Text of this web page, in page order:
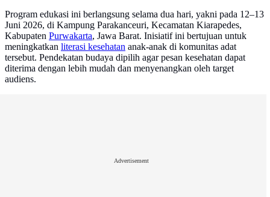
Program edukasi ini berlangsung selama dua hari, yakni pada 12–13
Juni 2026, di Kampung Parakanceuri, Kecamatan Kiarapedes,
Kabupaten Purwakarta, Jawa Barat. Inisiatif ini bertujuan untuk
meningkatkan literasi kesehatan anak-anak di komunitas adat
tersebut. Pendekatan budaya dipilih agar pesan kesehatan dapat
diterima dengan lebih mudah dan menyenangkan oleh target
audiens.
Advertisement